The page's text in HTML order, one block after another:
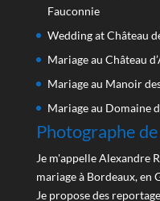
Fauconnie
Wedding at Château
Mariage au Château
Mariage au Manoir
Mariage au Domaine
Photographe
Je m'appelle Alexandre
mariage à Bordeaux, en
Je propose des